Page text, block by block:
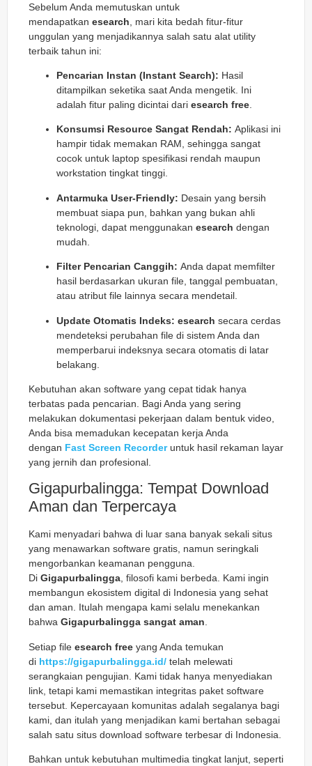
Sebelum Anda memutuskan untuk
mendapatkan esearch , mari kita bedah fitur-fitur
unggulan yang menjadikannya salah satu alat utility
terbaik tahun ini:
Pencarian Instan (Instant Search): Hasil
ditampilkan seketika saat Anda mengetik. Ini
adalah fitur paling dicintai dari esearch free
Konsumsi Resource Sangat Rendah: Aplikasi ini
hampir tidak memakan RAM, sehingga sangat
cocok untuk laptop spesifikasi rendah maupun
workstation tingkat tinggi.
Antarmuka User-Friendly: Desain yang bersih
membuat siapa pun, bahkan yang bukan ahli
teknologi, dapat menggunakan esearch dengan
mudah.
Filter Pencarian Canggih: Anda dapat memfilter
hasil berdasarkan ukuran file, tanggal pembuatan,
atau atribut file lainnya secara mendetail.
Update Otomatis Indeks: esearch secara cerdas
mendeteksi perubahan file di sistem Anda dan
memperbarui indeksnya secara otomatis di latar
belakang.
Kebutuhan akan software yang cepat tidak hanya
terbatas pada pencarian. Bagi Anda yang sering
melakukan dokumentasi pekerjaan dalam bentuk video,
Anda bisa memadukan kecepatan kerja Anda
dengan Fast Screen Recorderuntuk hasil rekaman layar
yang jernih dan profesional.
Gigapurbalingga: Tempat Download
Aman dan Terpercaya
Kami menyadari bahwa di luar sana banyak sekali situs
yang menawarkan software gratis, namun seringkali
mengorbankan keamanan pengguna.
Di Gigapurbalingga, filosofi kami berbeda. Kami ingin
membangun ekosistem digital di Indonesia yang sehat
dan aman. Itulah mengapa kami selalu menekankan
bahwa Gigapurbalingga sangat aman.
Setiap file esearch free yang Anda temukan
di https://gigapurbalingga.id/ telah melewati
serangkaian pengujian. Kami tidak hanya menyediakan
link, tetapi kami memastikan integritas paket software
tersebut. Kepercayaan komunitas adalah segalanya bagi
kami, dan itulah yang menjadikan kami bertahan sebagai
salah satu situs download software terbesar di Indonesia.
Bahkan untuk kebutuhan multimedia tingkat lanjut, seperti